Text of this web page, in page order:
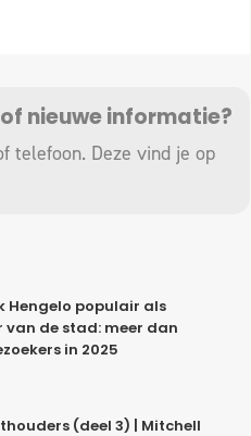
nieuwe informatie?
telefoon. Deze vind je op
Hengelo populair als
van de stad: meer dan
in 2025
(deel 3) | Mitchell